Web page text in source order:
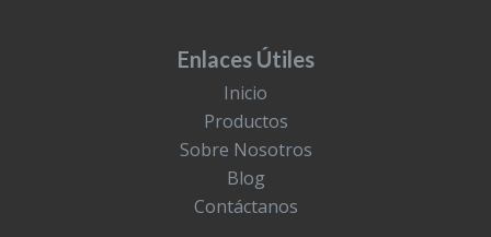
Enlaces Útiles
Inicio
Productos
Sobre Nosotros
Blog
Contáctanos